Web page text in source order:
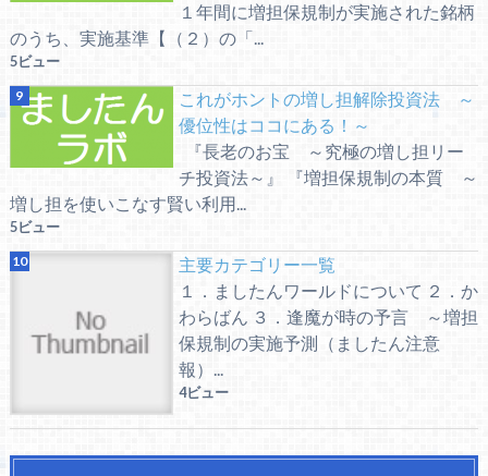
１年間に増担保規制が実施された銘柄
のうち、実施基準【（２）の「...
5ビュー
これがホントの増し担解除投資法 ～
優位性はココにある！～
『長老のお宝 ～究極の増し担リー
チ投資法～』 『増担保規制の本質 ～
増し担を使いこなす賢い利用...
5ビュー
主要カテゴリー一覧
１．ましたんワールドについて ２．か
わらばん ３．逢魔が時の予言 ～増担
保規制の実施予測（ましたん注意
報）...
4ビュー